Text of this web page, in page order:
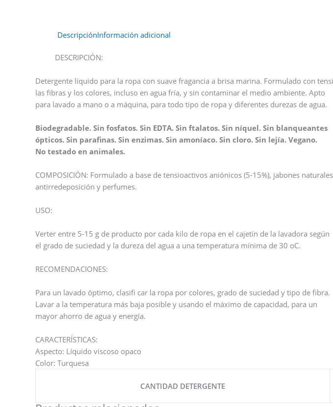
DescripciónInformación adicional
DESCRIPCIÓN:
Detergente líquido para la ropa con suave fragancia a brisa marina. Formulado con
las fibras y los colores, incluso en agua fría, y sin contaminar el medio ambiente. Apto
para lavado a mano o a máquina, para todo tipo de ropa y diferentes durezas de agua.
Biodegradable. Sin fosfatos. Sin EDTA. Sin ftalatos. Sin níquel. Sin blanqueantes
ópticos. Sin parafinas. Sin enzimas. Sin amoníaco. Sin cloro. Sin lejía. Vegano.
No testado en animales.
COMPOSICIÓN: Formulado a base de tensioactivos aniónicos (5-15%), jabones
antirredeposición y perfumes.
USO:
Verter entre 5-15 g de producto por cada kilo de ropa en el cajetín de la lavadora según
el grado de suciedad y la dureza del agua a una temperatura mínima de 30 oC.
RECOMENDACIONES:
Para un lavado óptimo, clasifi car la ropa por colores, grado de suciedad y tipo de fibra.
Lavar a la temperatura más baja posible y usando el máximo de capacidad, para un
mayor ahorro de agua y energía.
CARACTERÍSTICAS:
Aspecto: Líquido viscoso opaco
Color: Turquesa
CANTIDAD DETERGENTE